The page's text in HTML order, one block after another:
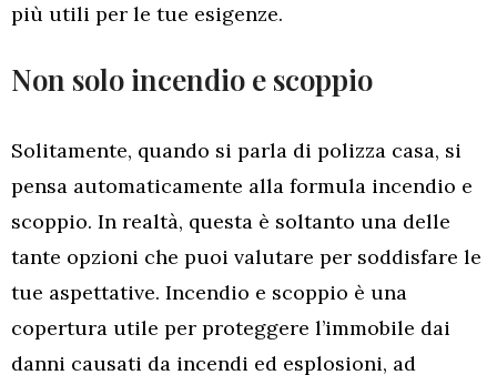
più utili per le tue esigenze.
Non solo incendio e scoppio
Solitamente, quando si parla di polizza casa, si
pensa automaticamente alla formula incendio e
scoppio. In realtà, questa è soltanto una delle
tante opzioni che puoi valutare per soddisfare le
tue aspettative. Incendio e scoppio è una
copertura utile per proteggere l’immobile dai
danni causati da incendi ed esplosioni, ad